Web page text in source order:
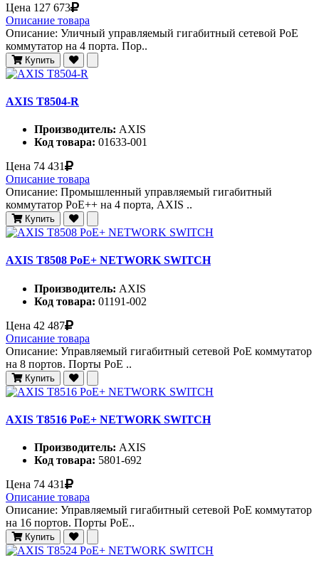
Цена 127 673
Описание товара
Описание: Уличный управляемый гигабитный сетевой PoE
коммутатор на 4 порта. Пор..
Купить
AXIS T8504-R
Производитель: AXIS
Код товара: 01633-001
Цена 74 431
Описание товара
Описание: Промышленный управляемый гигабитный
коммутатор PoE++ на 4 порта, AXIS ..
Купить
AXIS T8508 PoE+ NETWORK SWITCH
Производитель: AXIS
Код товара: 01191-002
Цена 42 487
Описание товара
Описание: Управляемый гигабитный сетевой PoE коммутатор
на 8 портов. Порты PoE ..
Купить
AXIS T8516 PoE+ NETWORK SWITCH
Производитель: AXIS
Код товара: 5801-692
Цена 74 431
Описание товара
Описание: Управляемый гигабитный сетевой PoE коммутатор
на 16 портов. Порты PoE..
Купить